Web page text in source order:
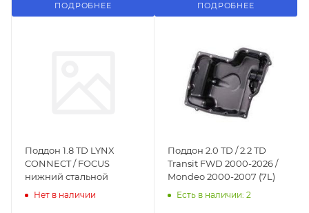
ПОДРОБНЕЕ ПОДРОБНЕЕ
Поддон 1.8 TD LYNX
CONNECT / FOCUS
нижний стальной
Нет в наличии
Поддон 2.0 TD / 2.2 TD
Transit FWD 2000-2026 /
Mondeo 2000-2007 (7L)
Есть в наличии: 2